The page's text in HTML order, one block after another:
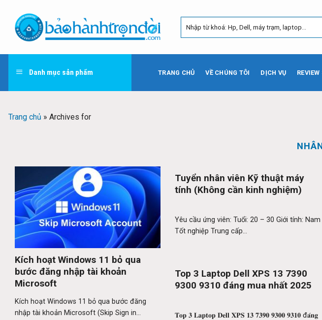
content
Danh mục sản phẩm TRANG CHỦ VỀ CHÚNG TÔI DỊCH VỤ
Trang chủ » Archives for
Kích hoạt Windows 11 bỏ qua
bước đăng nhập tài khoản
Microsoft
Kích hoạt Windows 11 bỏ qua bước đăng
nhập tài khoản Microsoft (Skip Sign in...
Tuyển nhân viên Kỹ thuật máy
tính (Không cần kinh nghiệm)
Yêu cầu ứng viên: Tuổi: 20 – 30 Giới tính: Nam
Tốt nghiệp Trung cấp...
Top 3 Laptop Dell XPS 13 7390
9300 9310 đáng mua nhất 2025
𝐓𝐨𝐩 𝟑 𝐋𝐚𝐩𝐭𝐨𝐩 𝐃𝐞𝐥𝐥 𝐗𝐏𝐒 𝟏𝟑 𝟕𝟑𝟗𝟎 𝟗𝟑𝟎𝟎 𝟗𝟑𝟏𝟎 đ𝐚́𝐧𝐠